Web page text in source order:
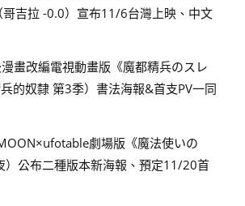
哥吉拉 -0.0）宣布11/6台灣上映、中文
畫改編電視動畫版《魔都精兵のスレ
的奴隸 第3季）書法海報&首支PV一同
劇場版《魔法使いの
）公布二種版本新海報、預定11/20首